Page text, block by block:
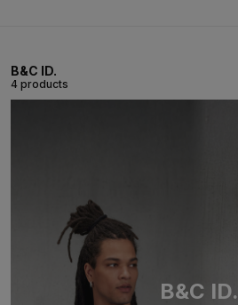
B&C ID.
4 products
B&C ID.